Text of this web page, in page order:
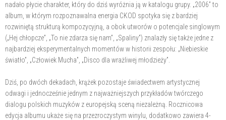
nadało płycie charakter, który do dziś wyróżnia ją w katalogu grupy. „2006” to
album, w którym rozpoznawalna energia CKOD spotyka się z bardziej
rozwiniętą strukturą kompozycyjną, a obok utworów o potencjale singlowym
(„Hej chłopcze”, „To nie zdarza się nam”, „Spaliny”) znalazły się także jedne z
najbardziej eksperymentalnych momentów w historii zespołu: „Niebieskie
światło”, „Człowiek Mucha”, „Disco dla wrażliwej młodzieży”.
Dziś, po dwóch dekadach, krążek pozostaje świadectwem artystycznej
odwagi i jednocześnie jednym z najważniejszych przykładów twórczego
dialogu polskich muzyków z europejską sceną niezależną. Rocznicowa
edycja albumu ukaże się na przezroczystym winylu, dodatkowo zawiera 4-